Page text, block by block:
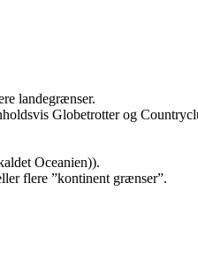
landegrænser.
Globetrotter og
Oceanien)).
flere ”kontinent grænser”.